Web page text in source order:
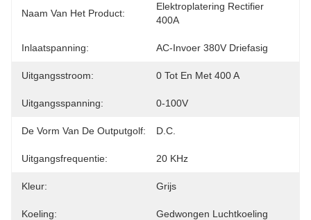
Naam Van Het Product:
Elektroplatering Rectifier
400A
Inlaatspanning: AC-Invoer 380V Driefasig
Uitgangsstroom: 0 Tot En Met 400 A
Uitgangsspanning: 0-100V
De Vorm Van De Outputgolf: D.C.
Uitgangsfrequentie: 20 KHz
Kleur: Grijs
Koeling: Gedwongen Luchtkoeling